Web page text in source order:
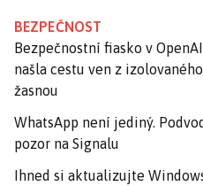
BEZPEČNOST
Bezpečnostní fiasko v
našla cestu ven z
žasnou
WhatsApp není jediný.
pozor na Signalu
Ihned si aktualizujte